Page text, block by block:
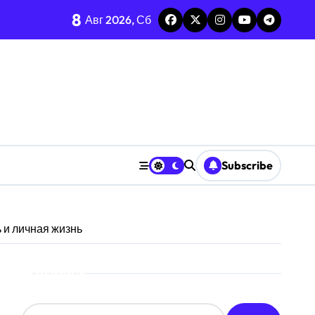
анализа вирусов
среде
8 Авг 2026, Сб
Subscribe
личная жизнь